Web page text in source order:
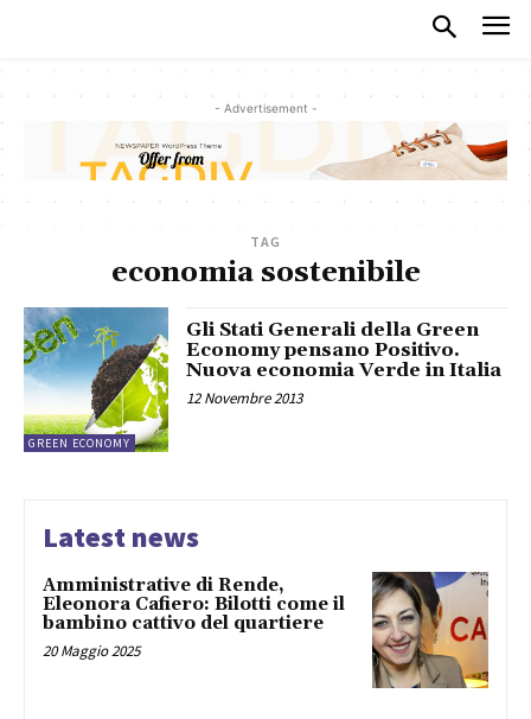
- Advertisement -
TAG
economia sostenibile
GREEN ECONOMY
Gli Stati Generali della Green
Economy pensano Positivo.
Nuova economia Verde in Italia
12 Novembre 2013
Latest news
Amministrative di Rende,
Eleonora Cafiero: Bilotti come il
bambino cattivo del quartiere
20 Maggio 2025